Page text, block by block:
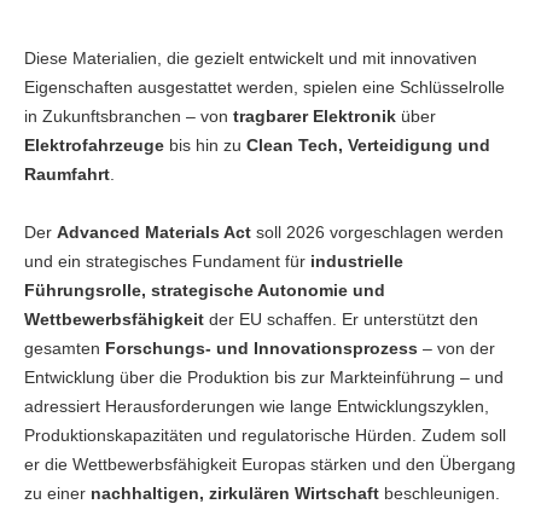
Diese Materialien, die gezielt entwickelt und mit innovativen
Eigenschaften ausgestattet werden, spielen eine Schlüsselrolle
in Zukunftsbranchen – von tragbarer Elektronik über
Elektrofahrzeuge bis hin zu Clean Tech, Verteidigung und
Raumfahrt.
Der Advanced Materials Act soll 2026 vorgeschlagen werden
und ein strategisches Fundament für industrielle
Führungsrolle, strategische Autonomie und
Wettbewerbsfähigkeit der EU schaffen. Er unterstützt den
gesamten Forschungs- und Innovationsprozess – von der
Entwicklung über die Produktion bis zur Markteinführung – und
adressiert Herausforderungen wie lange Entwicklungszyklen,
Produktionskapazitäten und regulatorische Hürden. Zudem soll
er die Wettbewerbsfähigkeit Europas stärken und den Übergang
zu einer nachhaltigen, zirkulären Wirtschaft beschleunigen.